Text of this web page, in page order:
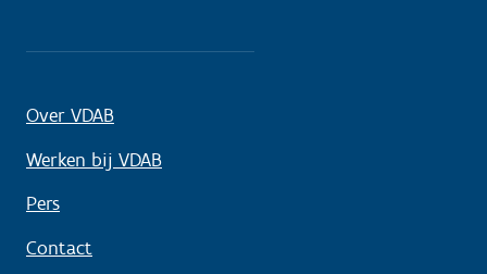
Over VDAB
Werken bij VDAB
Pers
Contact